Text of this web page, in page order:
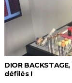
DIOR
défilés !